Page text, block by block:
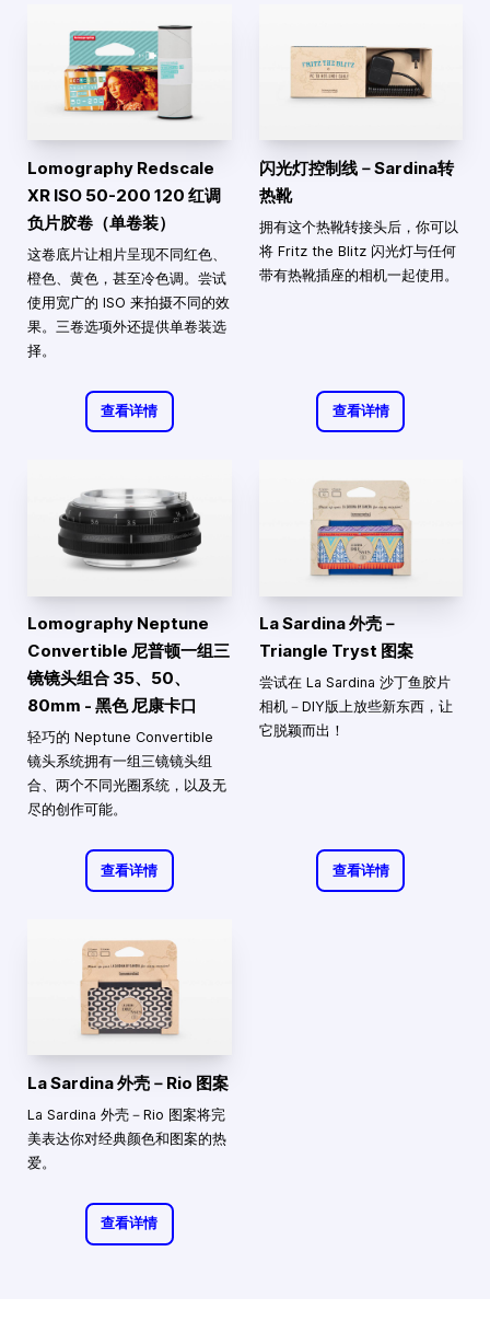
Lomography Redscale
XR ISO 50-200 120 红调
负片胶卷（单卷装）
这卷底片让相片呈现不同红色、
橙色、黄色，甚至冷色调。尝试
使用宽广的 ISO 来拍摄不同的效
果。三卷选项外还提供单卷装选
择。
查看详情
闪光灯控制线－Sardina转
热靴
拥有这个热靴转接头后，你可以
将 Fritz the Blitz 闪光灯与任何
带有热靴插座的相机一起使用。
查看详情
Lomography Neptune
Convertible 尼普顿一组三
镜镜头组合 35、50、
80mm - 黑色 尼康卡口
轻巧的 Neptune Convertible
镜头系统拥有一组三镜镜头组
合、两个不同光圈系统，以及无
尽的创作可能。
查看详情
La Sardina 外壳－
Triangle Tryst 图案
尝试在 La Sardina 沙丁鱼胶片
相机－DIY版上放些新东西，让
它脱颖而出！
查看详情
La Sardina 外壳－Rio 图案
La Sardina 外壳－Rio 图案将完
美表达你对经典颜色和图案的热
爱。
查看详情